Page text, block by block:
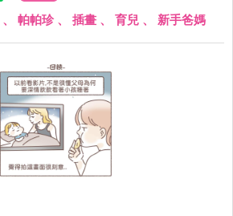
、 帕帕珍、 插畫 、 育兒 、 新手爸媽